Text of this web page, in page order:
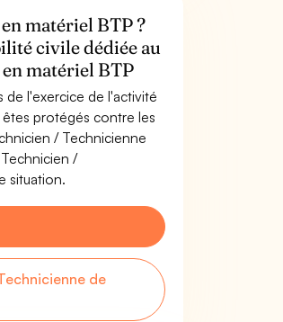
matériel BTP ?
civile dédiée au
matériel BTP
de l'exercice de l'activité
protégés contre les
/ Technicienne
/
situation.
de